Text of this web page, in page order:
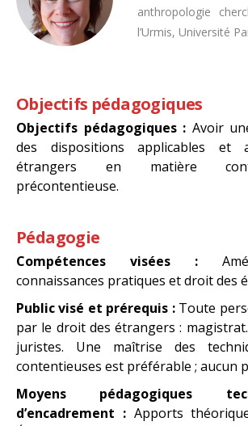
anthropologie
l’Urmis, Université
Objectifs pédagogiques
Objectifs pédagogiques : Avoir
des dispositions applicables et
étrangers en matière
précontentieuse.
Pédagogie
Compétences visées :
connaissances pratiques et droit des
Public visé et prérequis : Toute
par le droit des étrangers :
juristes. Une maîtrise des
contentieuses est préférable ; aucun
Moyens pédagogiques
d’encadrement : Apports